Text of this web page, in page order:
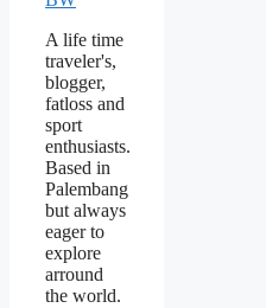
A life time
traveler's,
blogger,
fatloss and
sport
enthusiasts.
Based in
Palembang
but always
eager to
explore
arround
the world.